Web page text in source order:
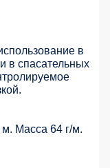
в
в спасательных
Масса 64 г/м.